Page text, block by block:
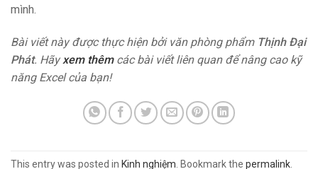
mình.
Bài viết này được thực hiện bởi văn phòng phẩm Thịnh Đại
Phát. Hãyxem thêmcác bài viết liên quan để nâng cao kỹ
năng Excel của bạn!
This entry was posted in Kinh nghiệm . Bookmark the permalink